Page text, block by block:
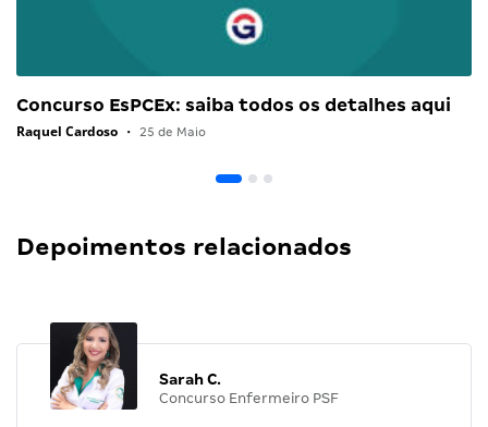
Concurso EsPCEx: saiba todos os detalhes aqui
Raquel Cardoso • 25 de Maio
Depoimentos relacionados
Sarah C.
Concurso Enfermeiro PSF